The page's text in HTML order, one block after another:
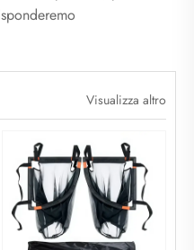
Visualizza altro